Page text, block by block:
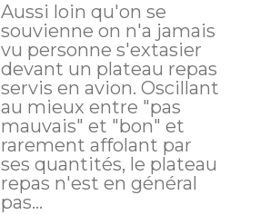
Aussi loin qu'on se
souvienne on n'a jamais
vu personne s'extasier
devant un plateau repas
servis en avion. Oscillant
au mieux entre "pas
mauvais" et "bon" et
rarement affolant par
ses quantités, le plateau
repas n'est en général
pas...